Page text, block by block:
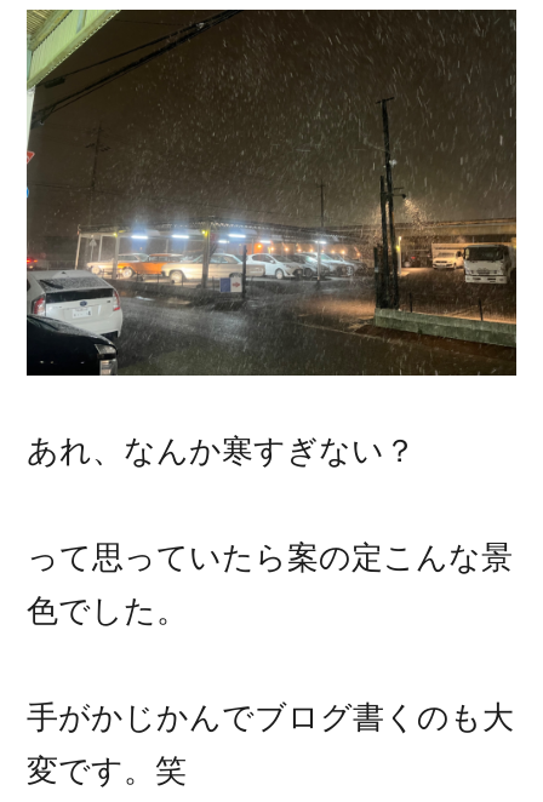
あれ、なんか寒すぎない？
って思っていたら案の定こんな景
色でした。
手がかじかんでブログ書くのも大
変です。笑